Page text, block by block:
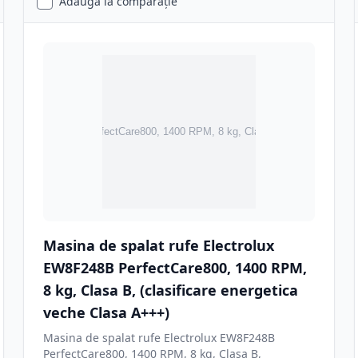
Masina de spalat rufe Electrolux
EW8F248B PerfectCare800, 1400 RPM,
8 kg, Clasa B, (clasificare energetica
veche Clasa A+++)
Masina de spalat rufe Electrolux EW8F248B
PerfectCare800, 1400 RPM, 8 kg, Clasa B,